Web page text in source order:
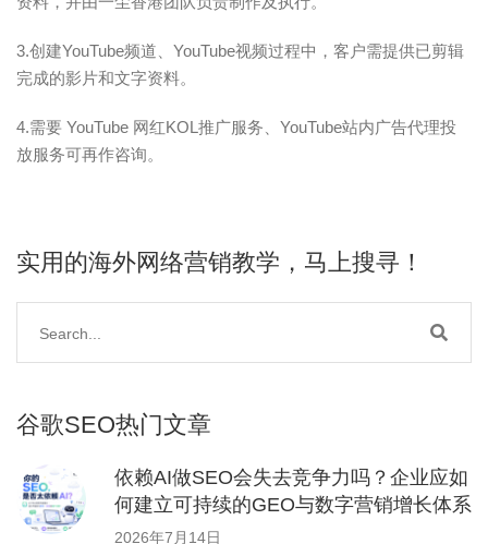
3.创建YouTube频道、YouTube视频过程中，客户需提供已剪辑
完成的影片和文字资料。
4.需要 YouTube 网红KOL推广服务、YouTube站内广告代理投
放服务可再作咨询。
实用的海外网络营销教学，马上搜寻！
谷歌SEO热门文章
依赖AI做SEO会失去竞争力吗？企业应如
何建立可持续的GEO与数字营销增长体系
2026年7月14日